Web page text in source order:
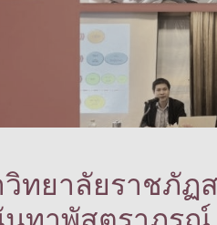
ทยาลัยราชภัฏ